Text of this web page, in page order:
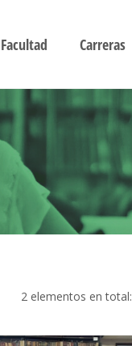
Facultad Carreras
2 elementos en total: